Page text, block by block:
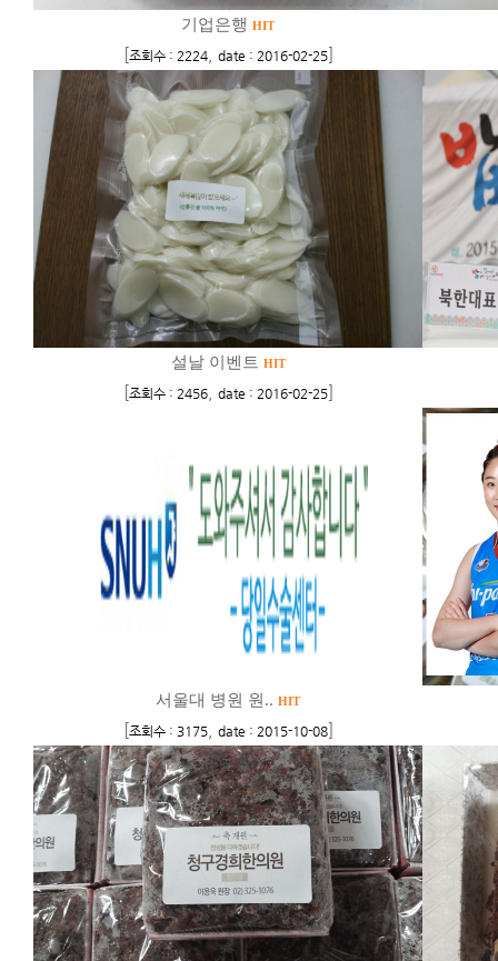
기업은행 HIT
[조회수 : 2224, date : 2016-02-25]
설날 이벤트 HIT
[조회수 : 2456, date : 2016-02-25]
서울대 병원 원.. HIT
[조회수 : 3175, date : 2015-10-08]